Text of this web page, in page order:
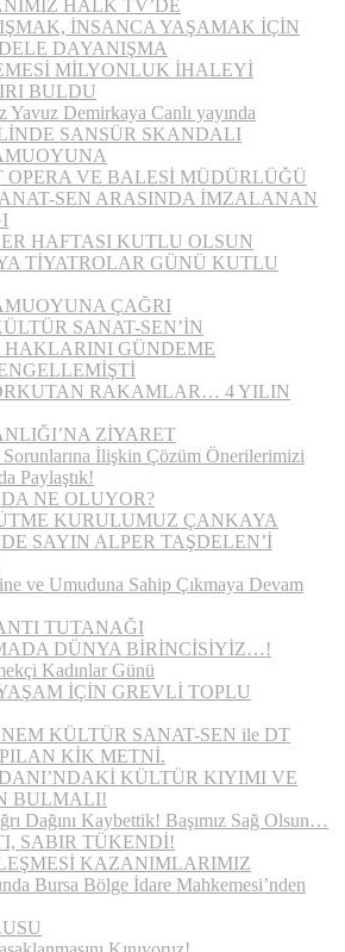
HALK TV’DE
İNSANCA YAŞAMAK İÇİN
DAYANIŞMA
MİLYONLUK İHALEYİ
BULDU
Yavuz Demirkaya Canlı yayında
SANSÜR SKANDALI
OPERA VE BALESİ MÜDÜRLÜĞÜ
SEN ARASINDA İMZALANAN
HAFTASI KUTLU OLSUN
TİYATROLAR GÜNÜ KUTLU
ÇAĞRI
SANAT-SEN’İN
HAKLARINI GÜNDEME
RAKAMLAR… 4 YILIN
ZİYARET
İlişkin Çözüm Önerilerimizi
Paylaştık!
NE OLUYOR?
KURULUMUZ ÇANKAYA
SAYIN ALPER TAŞDELEN’İ
ve Umuduna Sahip Çıkmaya Devam
TUTANAĞI
DÜNYA BİRİNCİSİYİZ…!
Kadınlar Günü
İÇİN GREVLİ TOPLU
KÜLTÜR SANAT-SEN ile DT
KİK METNİ.
KÜLTÜR KIYIMI VE
BULMALI!
Dağını Kaybettik! Başımız Sağ Olsun…
SABIR TÜKENDİ!
KAZANIMLARIMIZ
Bursa Bölge İdare Mahkemesi’nden